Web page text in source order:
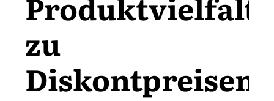
zu
Diskontpreisen